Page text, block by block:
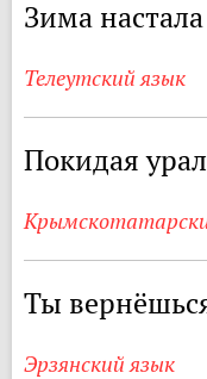
Зима настала
Телеутский язык
Покидая
Ты
Эрзянский язык